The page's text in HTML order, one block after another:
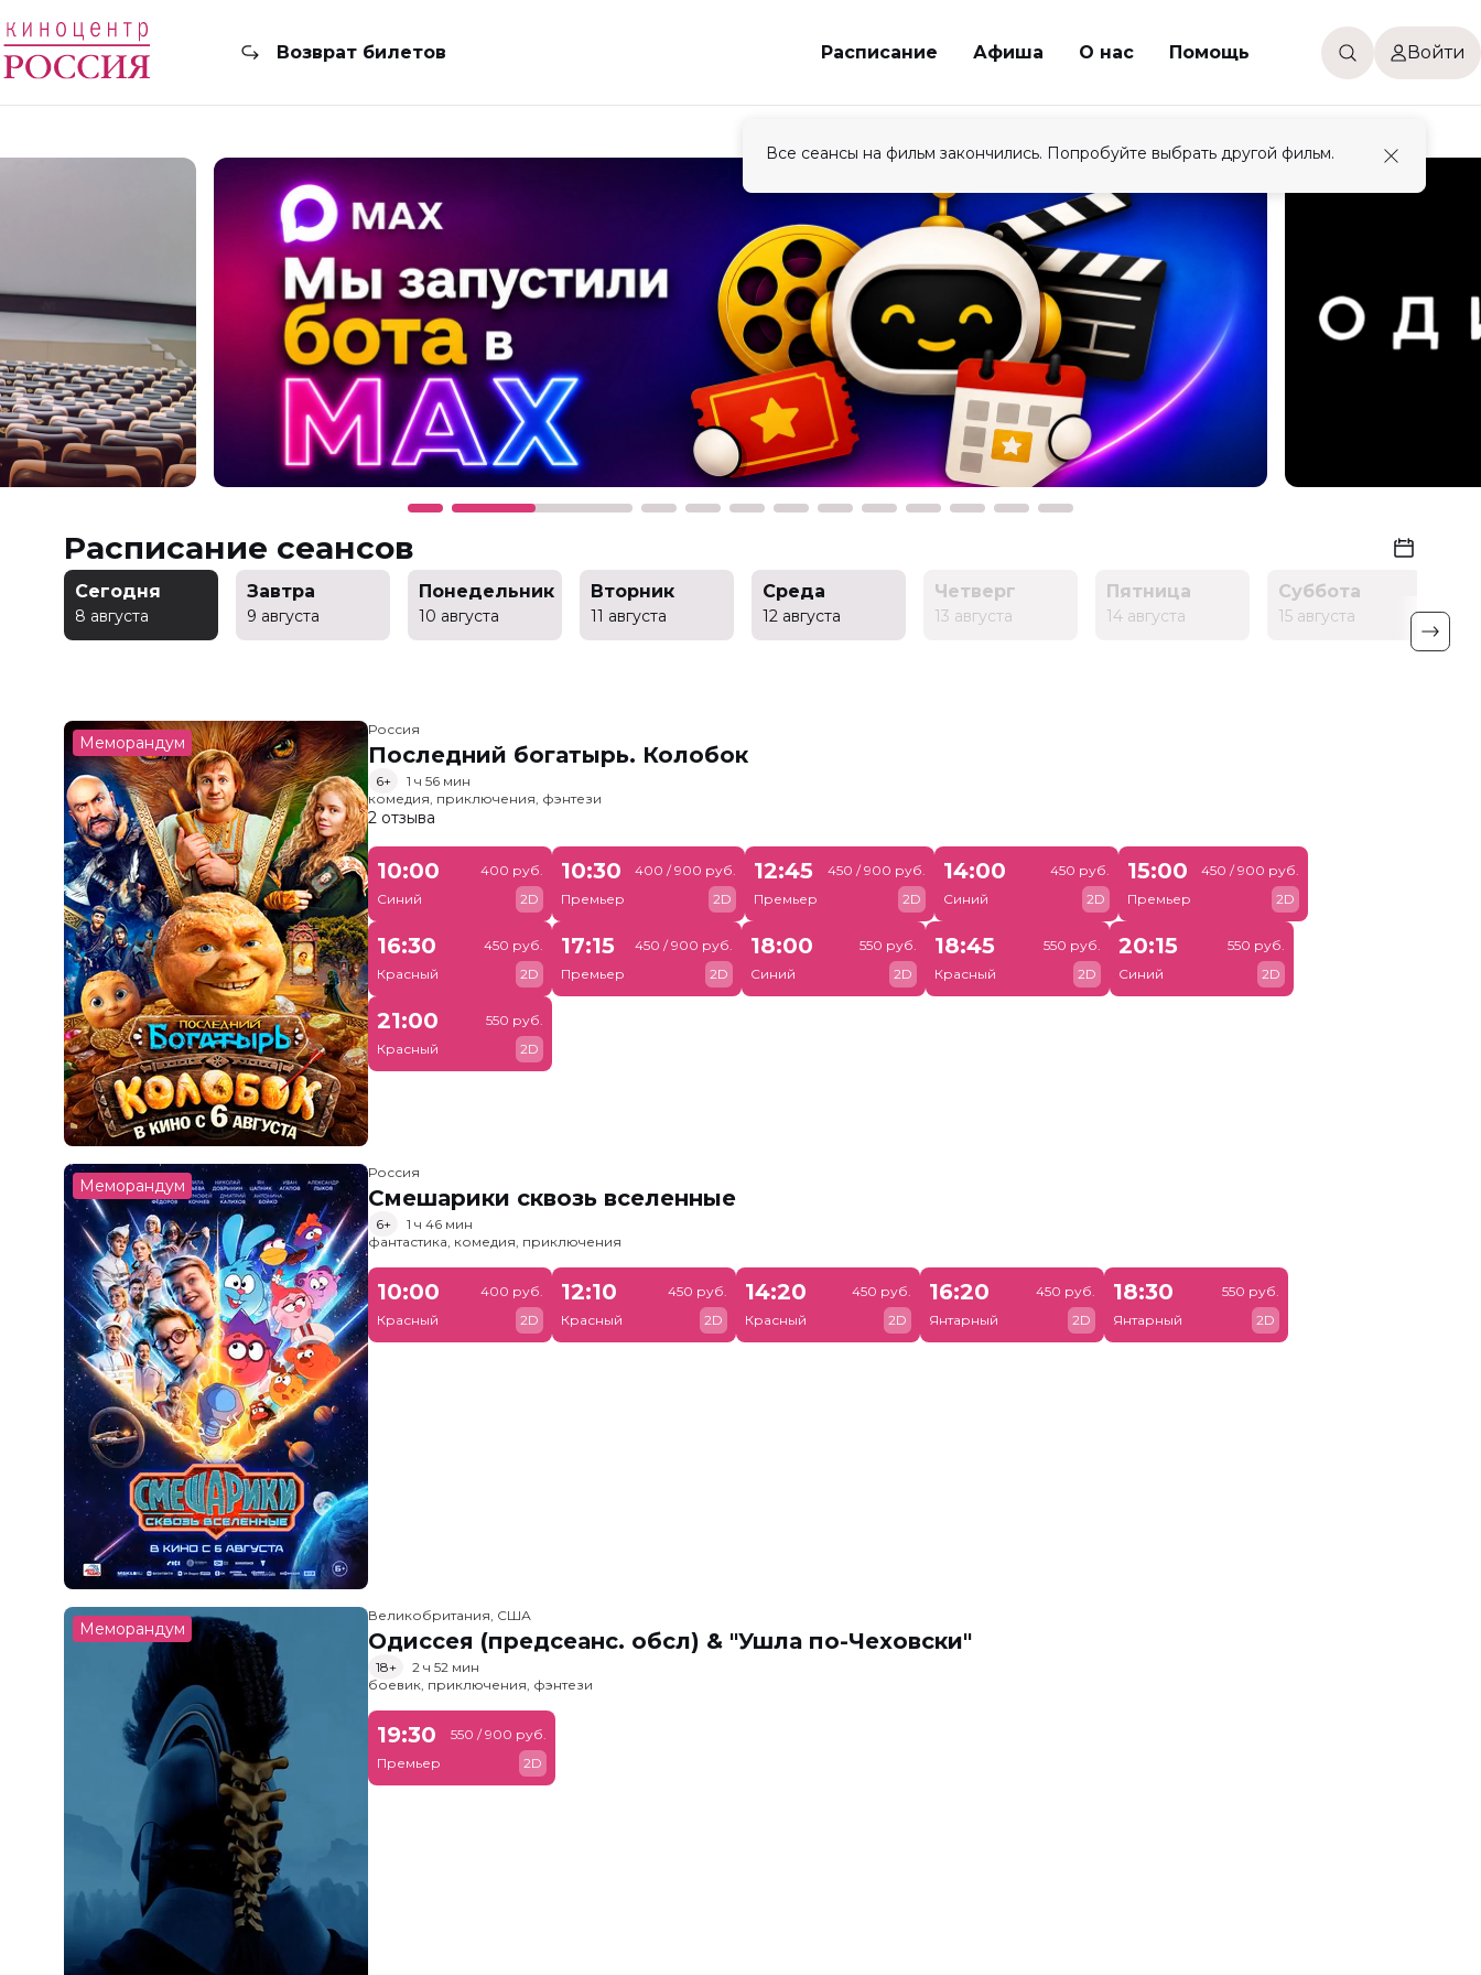
Возврат билетов Расписание Афиша О нас Помощь Войти
Расписание сеансов
Сегодня
8 августа
Завтра
9 августа
Понедельник
10 августа
Вторник
11 августа
Среда
12 августа
Четверг
13 августа
Пятница
14 августа
Суббота
15 августа
Меморандум
Россия
Последний богатырь. Колобок
6+
1 ч 56 мин
комедия, приключения, фэнтези
2 отзыва
10:00
Синий
400 руб.
2D
10:30
Премьер
400 / 900 руб.
2D
12:45
Премьер
450 / 900 руб.
2D
14:00
Синий
450 руб.
2D
15:00
Премьер
450 / 900 руб.
2D
16:30
Красный
450 руб.
2D
17:15
Премьер
450 / 900 руб.
2D
18:00
Синий
550 руб.
2D
18:45
Красный
550 руб.
2D
20:15
Синий
550 руб.
2D
21:00
Красный
550 руб.
2D
Меморандум
Россия
Смешарики сквозь вселенные
6+
1 ч 46 мин
фантастика, комедия, приключения
10:00
Красный
400 руб.
2D
12:10
Красный
450 руб.
2D
14:20
Красный
450 руб.
2D
16:20
Янтарный
450 руб.
2D
18:30
Янтарный
550 руб.
2D
Меморандум
Великобритания, США
Одиссея (предсеанс. обсл) & "Ушла по-Чеховски"
18+
2 ч 52 мин
боевик, приключения, фэнтези
19:30
Премьер
550 / 900 руб.
2D
Все сеансы на фильм закончились. Попробуйте выбрать другой фильм.